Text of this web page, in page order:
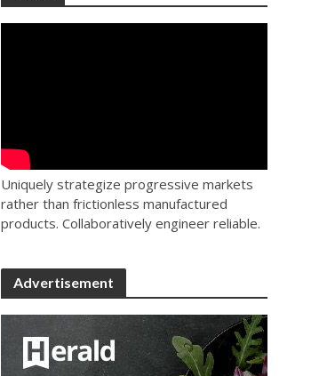
Uniquely strategize progressive markets
rather than frictionless manufactured
products. Collaboratively engineer reliable.
Advertisement